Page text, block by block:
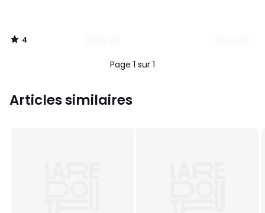
4
/
Page 1 sur 1
Articles similaires